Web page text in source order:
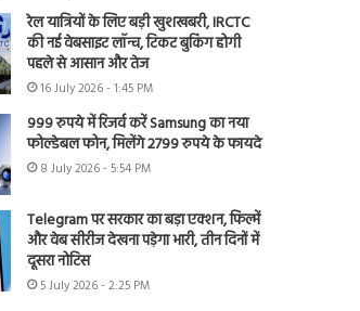
रेल यात्रियों के लिए बड़ी खुशखबरी, IRCTC
की नई वेबसाइट लॉन्च, टिकट बुकिंग होगी
पहले से आसान और तेज
16 July 2026 - 1:45 PM
999 रुपये में रिजर्व करें Samsung का नया
फोल्डेबल फोन, मिलेंगे 2799 रुपये के फायदे
8 July 2026 - 5:54 PM
Telegram पर सरकार का बड़ा एक्शन, फिल्में
और वेब सीरीज देखना पड़ेगा भारी, तीन दिनों में
दूसरा नोटिस
5 July 2026 - 2:25 PM